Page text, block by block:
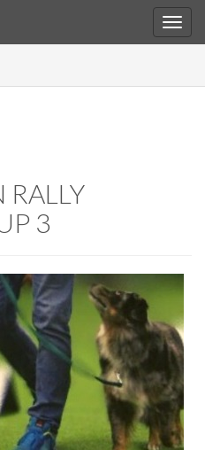
RALLY
3